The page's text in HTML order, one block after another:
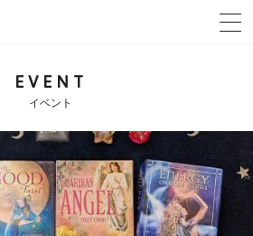
EVENT
イベント